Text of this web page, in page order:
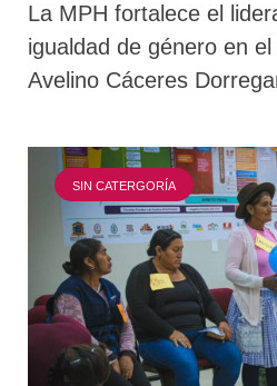
La MPH fortalece el
igualdad de género en
Avelino Cáceres
SIN CATERGORÍA